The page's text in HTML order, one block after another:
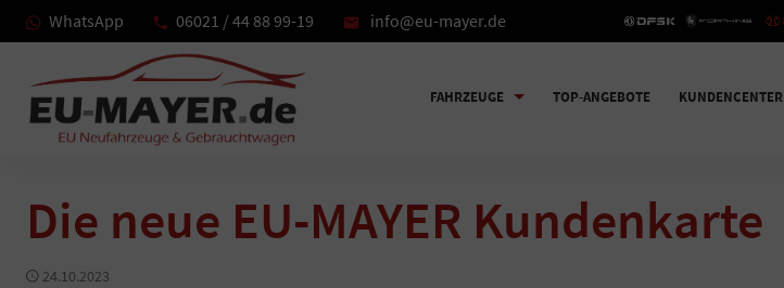
WhatsApp 06021 / 44 88 99-19 info@eu-mayer.de
FAHRZEUGE TOP-ANGEBOTE KUNDENCENTER
Die neue EU-MAYER Kundenkarte
24.10.2023